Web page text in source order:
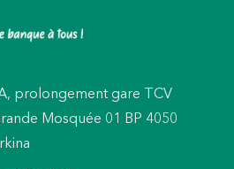
prolongement gare TCV
Mosquée 01 BP 4050